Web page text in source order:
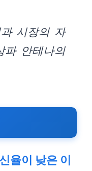
시장의 자
파 안테나의
율이 낮은 이